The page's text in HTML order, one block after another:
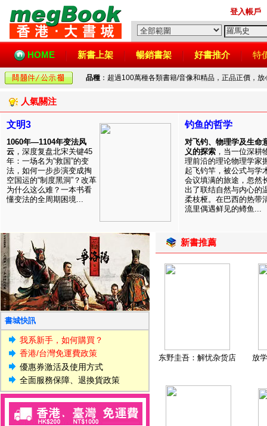
登入帳戶
HOME 新書上架 暢銷書架 好書推介 特
品種 ：超過100萬種各類書籍/音像和精品，正品正價，
人氣關注
文明3
1060年—1104年变法风
云 ，深度复盘北宋关键45
年：一场名为“救国”的变
法，如何一步步演变成掏
空国运的“制度黑洞”？改革
为什么这么难？一本书看
懂变法的全周期困境...
钓鱼的哲学
对飞钓、物理学及生命
义的探索 ，当一位深耕
理前沿的理论物理学家
起飞钓竿，被公式与学
会议填满的旅途，忽然
出了联结自然与内心的
柔枝桠。在巴西的热带
流里偶遇鲜见的鳟鱼...
書城快訊
我系新手，如何購買？
香港/台灣免運費政策
優惠券激活及使用方式
全面服務保障、退換貨政策
新書推薦
东野圭吾：解忧杂货店 放